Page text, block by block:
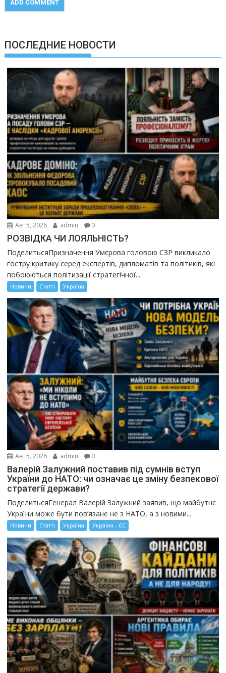
ПОСЛЕДНИЕ НОВОСТИ
Авг 5, 2026 admin 0
РОЗВІДКА ЧИ ЛОЯЛЬНІСТЬ?
ПоделитьсяПризначення Умєрова головою СЗР викликало
гостру критику серед експертів, дипломатів та політиків, які
побоюються політизації стратегічної...
Новини Статті Україна
Авг 5, 2026 admin 0
Валерій Залужний поставив під сумнів вступ
України до НАТО: чи означає це зміну безпекової
стратегії держави?
ПоделитьсяГенерал Валерій Залужний заявив, що майбутнє
України може бути пов’язане не з НАТО, а з новими...
Новини Статті Україна Україна - ЄС